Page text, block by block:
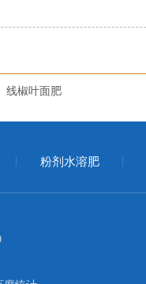
线椒叶面肥
粉剂水溶肥